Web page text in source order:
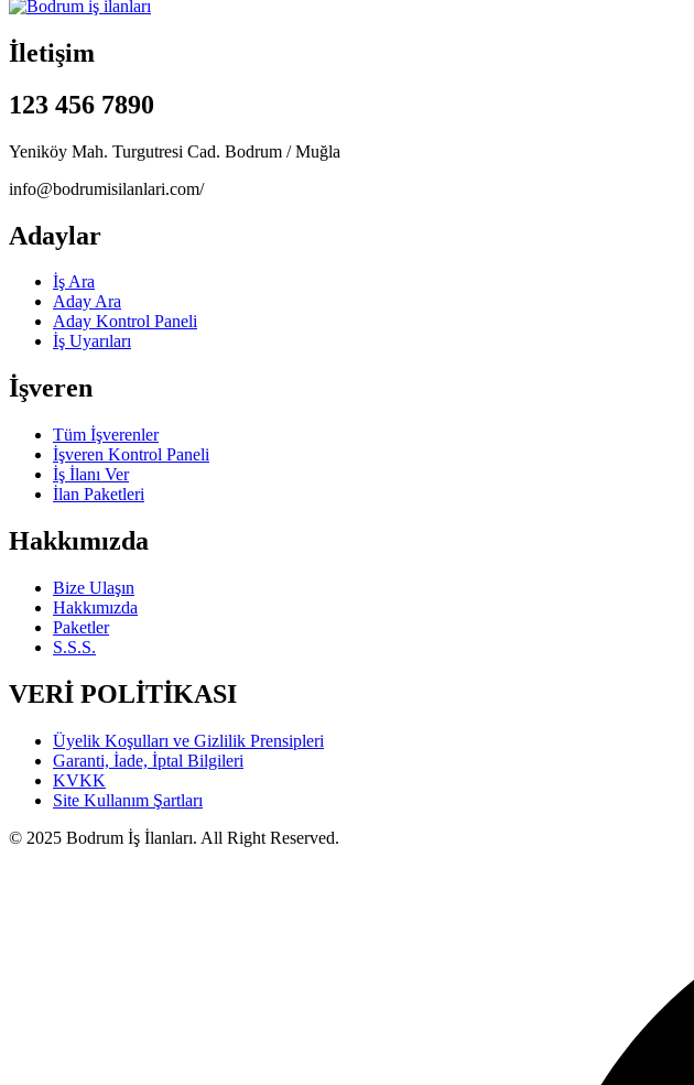
İletişim
123 456 7890
Yeniköy Mah. Turgutresi Cad. Bodrum / Muğla
info@bodrumisilanlari.com/
Adaylar
İş Ara
Aday Ara
Aday Kontrol Paneli
İş Uyarıları
İşveren
Tüm İşverenler
İşveren Kontrol Paneli
İş İlanı Ver
İlan Paketleri
Hakkımızda
Bize Ulaşın
Hakkımızda
Paketler
S.S.S.
VERİ POLİTİKASI
Üyelik Koşulları ve Gizlilik Prensipleri
Garanti, İade, İptal Bilgileri
KVKK
Site Kullanım Şartları
© 2025 Bodrum İş İlanları. All Right Reserved.